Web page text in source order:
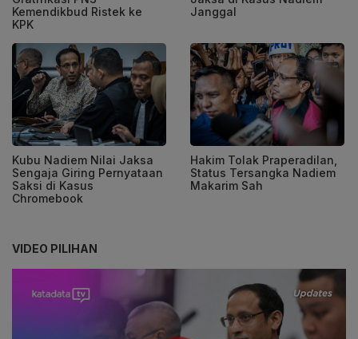
Kemendikbud Ristek ke
KPK
Janggal
Kubu Nadiem Nilai Jaksa
Sengaja Giring Pernyataan
Saksi di Kasus
Chromebook
Hakim Tolak Praperadilan,
Status Tersangka Nadiem
Makarim Sah
VIDEO PILIHAN